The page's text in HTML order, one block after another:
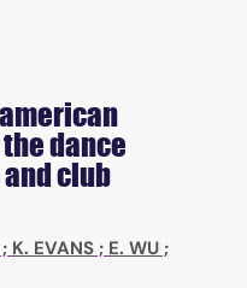
dance
club
; K. EVANS ; E. WU ;